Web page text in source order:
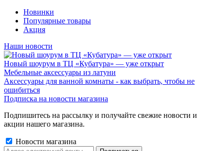
Новинки
Популярные товары
Акция
Наши новости
Новый шоурум в ТЦ «Кубатура» — уже открыт
Мебельные аксессуары из латуни
Аксессуары для ванной комнаты - как выбрать, чтобы не
ошибиться
Подписка на новости магазина
Подпишитесь на рассылку и получайте свежие новости и
акции нашего магазина.
Новости магазина